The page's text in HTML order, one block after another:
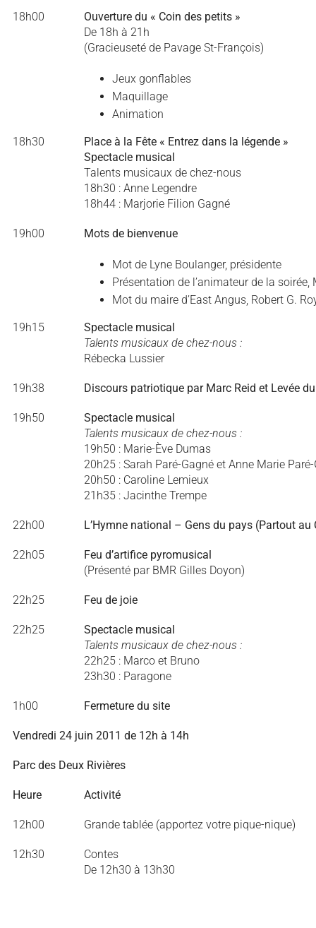
18h00
Ouverture du « Coin des petits »
De 18h à 21h
(Gracieuseté de Pavage St-François)
Jeux gonflables
Maquillage
Animation
18h30
Place à la Fête « Entrez dans la légende »
Spectacle musical
Talents musicaux de chez-nous
18h30 : Anne Legendre
18h44 : Marjorie Filion Gagné
19h00 Mots de bienvenue
Mot de Lyne Boulanger, présidente
Présentation de l’animateur de la soirée,
Mot du maire d’East Angus, Robert G.
19h15
Spectacle musical
Talents musicaux de chez-nous :
Rébecka Lussier
19h38 Discours patriotique par Marc Reid et Levée
19h50
Spectacle musical
Talents musicaux de chez-nous :
19h50 : Marie-Ève Dumas
20h25 : Sarah Paré-Gagné et Anne Marie
20h50 : Caroline Lemieux
21h35 : Jacinthe Trempe
22h00 L’Hymne national – Gens du pays (Partout au
22h05
Feu d’artifice pyromusical
(Présenté par BMR Gilles Doyon)
22h25 Feu de joie
22h25
Spectacle musical
Talents musicaux de chez-nous :
22h25 : Marco et Bruno
23h30 : Paragone
1h00 Fermeture du site
Vendredi 24 juin 2011 de 12h à 14h
Parc des Deux Rivières
Heure Activité
12h00 Grande tablée (apportez votre pique-nique)
12h30
Contes
De 12h30 à 13h30